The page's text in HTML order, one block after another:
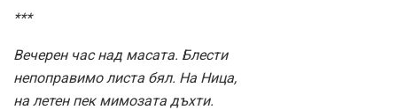
***
Вечерен час над масата. Блести
непоправимо листа бял. На Ница,
на летен пек мимозата дъхти.